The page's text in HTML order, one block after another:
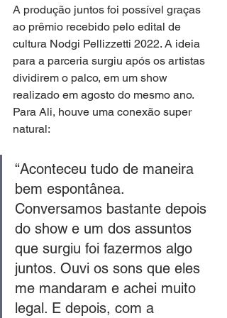
A produção juntos foi possível graças
ao prêmio recebido pelo edital de
cultura Nodgi Pellizzetti 2022. A ideia
para a parceria surgiu após os artistas
dividirem o palco, em um show
realizado em agosto do mesmo ano.
Para Ali, houve uma conexão super
natural:
“Aconteceu tudo de maneira
bem espontânea.
Conversamos bastante depois
do show e um dos assuntos
que surgiu foi fazermos algo
juntos. Ouvi os sons que eles
me mandaram e achei muito
legal. E depois, com a